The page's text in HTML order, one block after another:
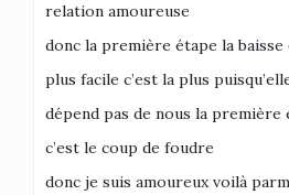
relation amoureuse
donc la première étape la baisse
plus facile c’est la plus
dépend pas de nous la première
c’est le coup de foudre
donc je suis amoureux voilà